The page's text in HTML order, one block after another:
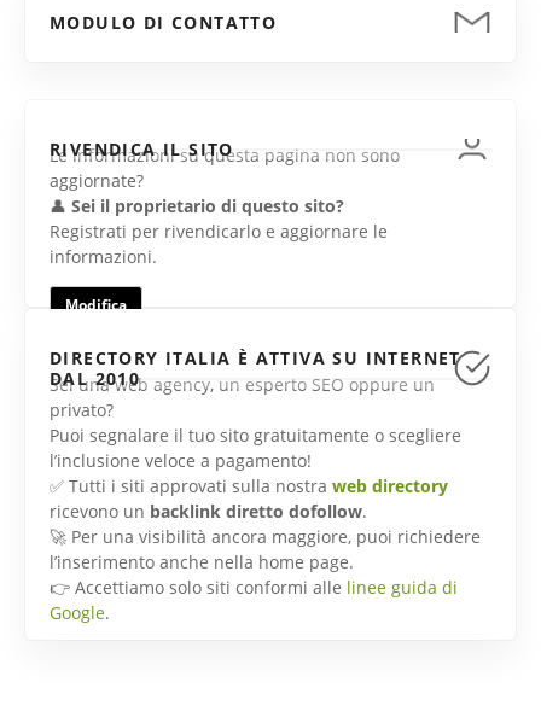
MODULO DI CONTATTO
RIVENDICA IL SITO
Le informazioni su questa pagina non sono
aggiornate?
👤 Sei il proprietario di questo sito?
Registrati per rivendicarlo e aggiornare le
informazioni.
Modifica
DIRECTORY ITALIA È ATTIVA SU INTERNET
DAL 2010
Sei una web agency, un esperto SEO oppure un
privato?
Puoi segnalare il tuo sito gratuitamente o scegliere
l’inclusione veloce a pagamento!
✅ Tutti i siti approvati sulla nostra web directory
ricevono un backlink diretto dofollow.
🚀 Per una visibilità ancora maggiore, puoi richiedere
l’inserimento anche nella home page.
👉 Accettiamo solo siti conformi alle linee guida di
Google.